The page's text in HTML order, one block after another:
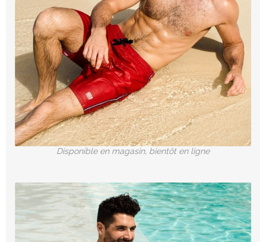
Disponible en magasin, bientôt en ligne